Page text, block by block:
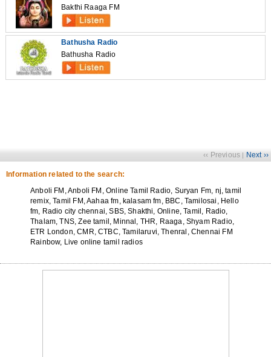
Bakthi Raaga FM
Bathusha Radio
Bathusha Radio
‹‹ Previous | Next ››
Information related to the search:
Anboli FM, Anboli FM, Online Tamil Radio, Suryan Fm, nj, tamil
remix, Tamil FM, Aahaa fm, kalasam fm, BBC, Tamilosai, Hello
fm, Radio city chennai, SBS, Shakthi, Online, Tamil, Radio,
Thalam, TNS, Zee tamil, Minnal, THR, Raaga, Shyam Radio,
ETR London, CMR, CTBC, Tamilaruvi, Thenral, Chennai FM
Rainbow, Live online tamil radios